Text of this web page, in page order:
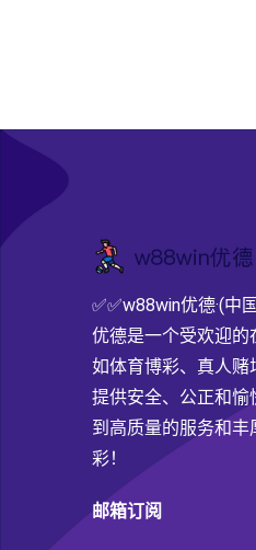
✅✅w88win优德·(
优德是一个受欢迎的
如体育博彩、真人
提供安全、公正和
到高质量的服务和
彩！
邮箱订阅